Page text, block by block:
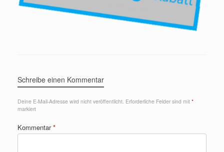
Schreibe einen Kommentar
Deine E-Mail-Adresse wird nicht veröffentlicht. Erforderliche Felder sind mit *
markiert
Kommentar*